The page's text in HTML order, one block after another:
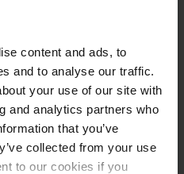
content and ads, to
and to analyse our traffic.
your use of our site with
and analytics partners who
that you’ve
collected from your use
to our cookies if you
tranquillité d’esprit sans
», nous
à long terme allant jusqu’à
ion
de haute qualité, afin que
vous concentrer sur ce qui